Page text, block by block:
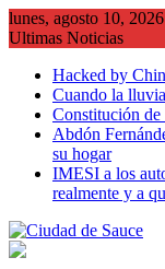
Saltar
al
lunes, agosto 10, 2026
Ultimas Noticias
Hacked by
Cuando la
Constitución
Abdón
su hogar
IMESI a los
realmente y a